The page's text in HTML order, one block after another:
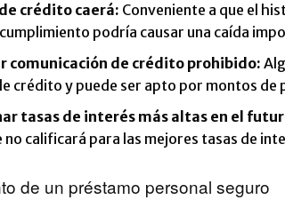
crédito caerá: Conveniente a que el
podría causar una caída
comunicación de crédito prohibido:
crédito y puede ser apto por montos de
tasas de interés más altas en el
no calificará para las mejores tasas de
de un préstamo personal seguro